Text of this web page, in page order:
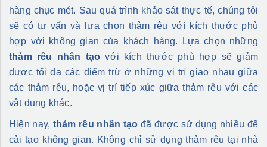
hàng chục mét. Sau quá trình khảo sát thực tế, chúng tôi
sẽ có tư vấn và lựa chọn thảm rêu với kích thước phù
hợp với không gian của khách hàng. Lựa chọn những
thảm rêu nhân tạo với kích thước phù hợp sẽ giảm
được tối đa các điểm trừ ở những vị trí giao nhau giữa
các thảm rêu, hoặc vị trí tiếp xúc giữa thảm rêu với các
vật dụng khác.
Hiện nay, thảm rêu nhân tạođã được sử dụng nhiều để
cải tạo không gian. Không chỉ sử dụng thảm rêu tại nhà